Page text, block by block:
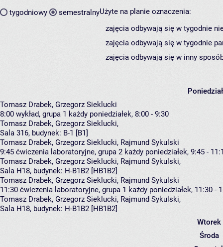
tygodniowy semestralnyUżyte na planie oznaczenia:
zajęcia odbywają się w tygodnie
zajęcia odbywają się w tygodnie
zajęcia odbywają się w inny
Tomasz Drabek, Grzegorz Sieklucki
8:00 wykład, grupa 1 każdy poniedziałek, 8:00 - 9:30
Tomasz Drabek, Grzegorz Sieklucki,
Sala 316, budynek: B-1 [B1]
Tomasz Drabek, Grzegorz Sieklucki, Rajmund Sykulski
9:45 ćwiczenia laboratoryjne, grupa 2 każdy poniedziałek, 9:45 -
Tomasz Drabek, Grzegorz Sieklucki, Rajmund Sykulski,
Sala H18, budynek: H-B1B2 [HB1B2]
Tomasz Drabek, Grzegorz Sieklucki, Rajmund Sykulski
11:30 ćwiczenia laboratoryjne, grupa 1 każdy poniedziałek, 11:30 -
Tomasz Drabek, Grzegorz Sieklucki, Rajmund Sykulski,
Sala H18, budynek: H-B1B2 [HB1B2]
Wtorek
Środa